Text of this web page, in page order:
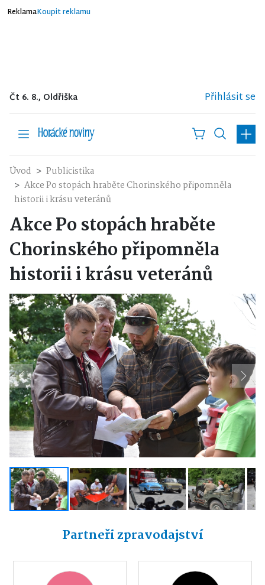
ReklamaKoupit reklamu
Čt 6. 8., Oldřiška Přihlásit se
Úvod
Publicistika
Akce Po stopách hraběte Chorinského připomněla
historii i krásu veteránů
Akce Po stopách hraběte
Chorinského připomněla
historii i krásu veteránů
Previous Next
Partneři zpravodajství